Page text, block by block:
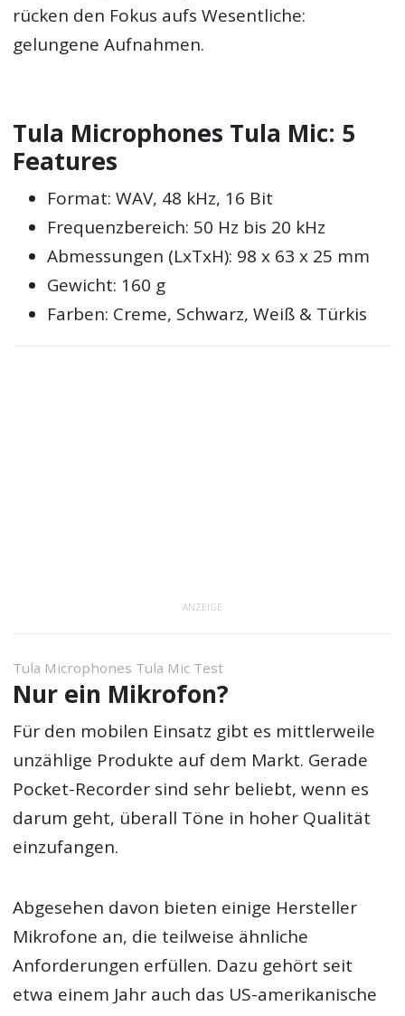
rücken den Fokus aufs Wesentliche:
gelungene Aufnahmen.
Tula Microphones Tula Mic: 5
Features
Format: WAV, 48 kHz, 16 Bit
Frequenzbereich: 50 Hz bis 20 kHz
Abmessungen (LxTxH): 98 x 63 x 25 mm
Gewicht: 160 g
Farben: Creme, Schwarz, Weiß & Türkis
ANZEIGE
Tula Microphones Tula Mic Test
Nur ein Mikrofon?
Für den mobilen Einsatz gibt es mittlerweile
unzählige Produkte auf dem Markt. Gerade
Pocket-Recorder sind sehr beliebt, wenn es
darum geht, überall Töne in hoher Qualität
einzufangen.
Abgesehen davon bieten einige Hersteller
Mikrofone an, die teilweise ähnliche
Anforderungen erfüllen. Dazu gehört seit
etwa einem Jahr auch das US-amerikanische